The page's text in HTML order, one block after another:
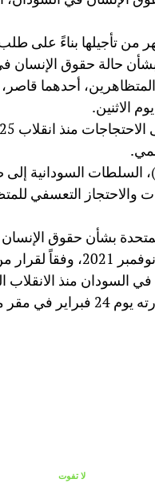
من تأجيلها بناءً على
بشأن حالة حقوق
أحدهما
الاثنين.
السلطات السودانية
والاحتجاز التعسفي
المتحدة بشأن حقوق
السامية للأمم المتحدة لحقوق
منذ الانقلاب العسكري 25
وسيعقد “ديانغ” مؤتمراً صحفياً في
لا تفوت